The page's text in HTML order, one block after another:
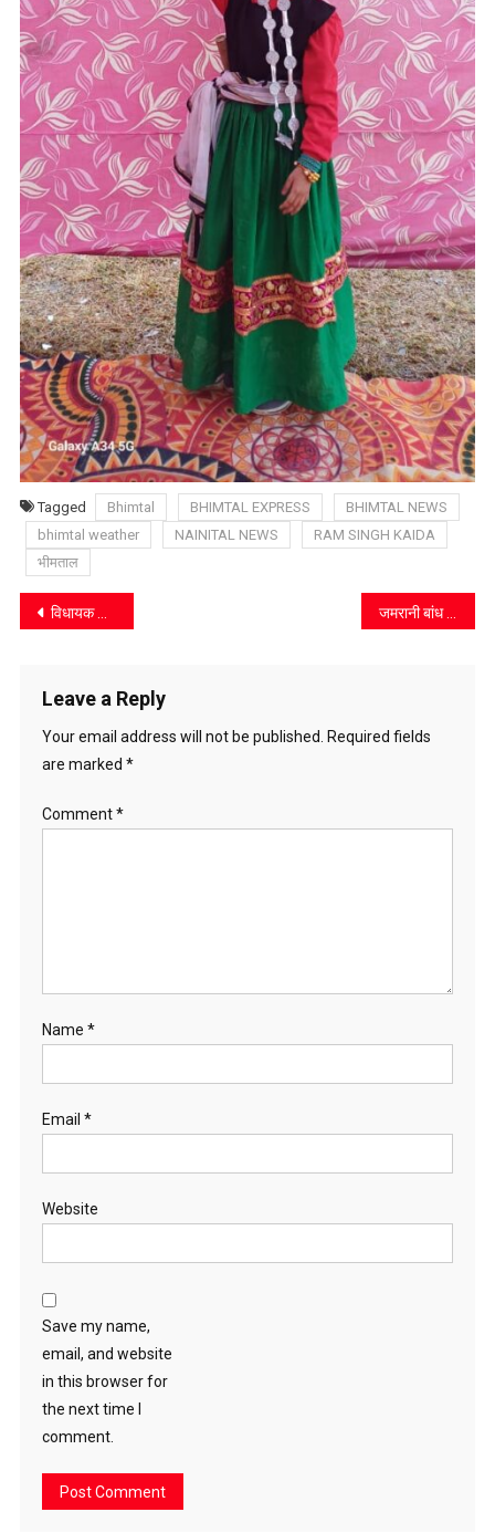
Tagged Bhimtal BHIMTAL EXPRESS
BHIMTAL NEWS
bhimtal weather
NAINITAL NEWS
RAM SINGH KAIDA
भीमताल
Post
विधायक कैड़ा ने की ओलावृष्टि से प्रभावित किसानों के लिए मुआवजे की मांग जमरानी बांध प्रभावित ग्रामीणों ने सौंपा मांग पत्र, डंपिंग जोन चयन पर जताई आपत्ति
Leave a Reply
Your email address will not be published. Required fields
are marked *
Comment*
Name *
Email *
Website
Save my name,
email, and website
in this browser for
the next time I
comment.